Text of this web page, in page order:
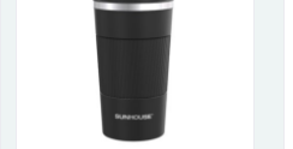
Hộp carton nâu đồng hồ
Giành cho đồng hồ
Hộp carton trắng đồng hồ